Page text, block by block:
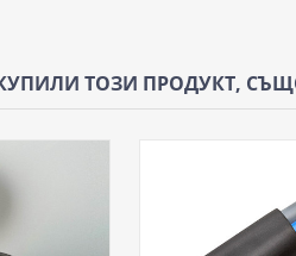
ТОЗИ ПРОДУКТ,